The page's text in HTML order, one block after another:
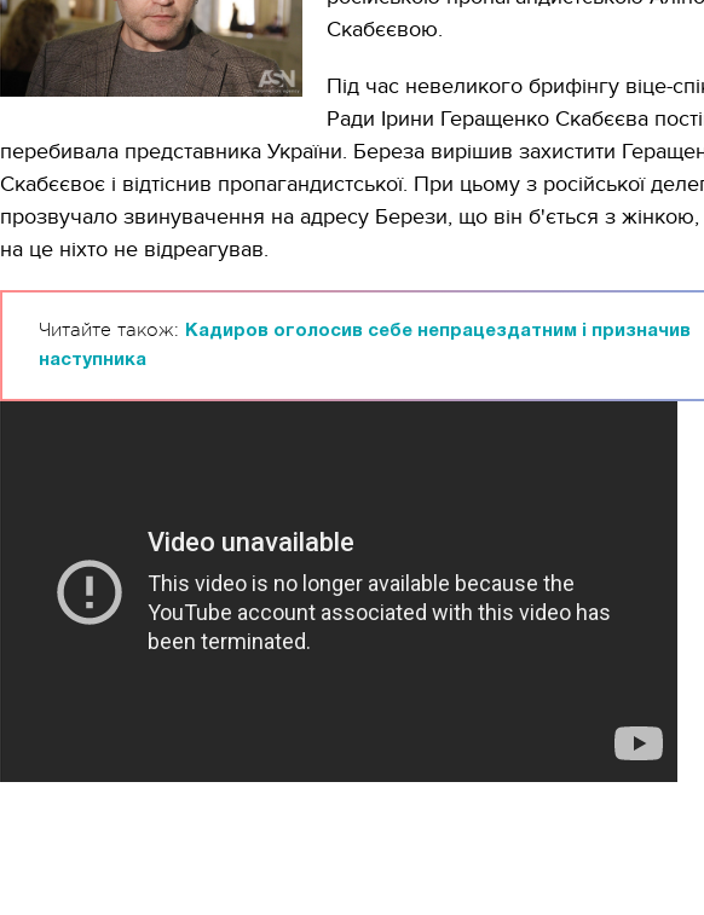
Скабєєвою.
Під час невеликого брифінгу віце-
Ради Ірини Геращенко Скабєєва
перебивала представника України. Береза ​​вирішив захистити
Скабєєвоє і відтіснив пропагандистської. При цьому з російської
прозвучало звинувачення на адресу Берези, що він б'ється з жінкою,
на це ніхто не відреагував.
Читайте також:
Кадиров оголосив себе непрацездатним і призначив
наступника